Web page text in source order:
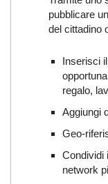
pubblicare
del cittadino
Inserisci
regalo,
Aggiungi
Geo-
Condividi
network